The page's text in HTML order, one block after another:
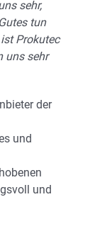
sehr,
tun
Prokutec
uns sehr
der
und
und